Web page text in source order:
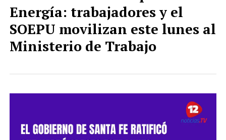
Energía: trabajadores y el
SOEPU movilizan este lunes al
Ministerio de Trabajo